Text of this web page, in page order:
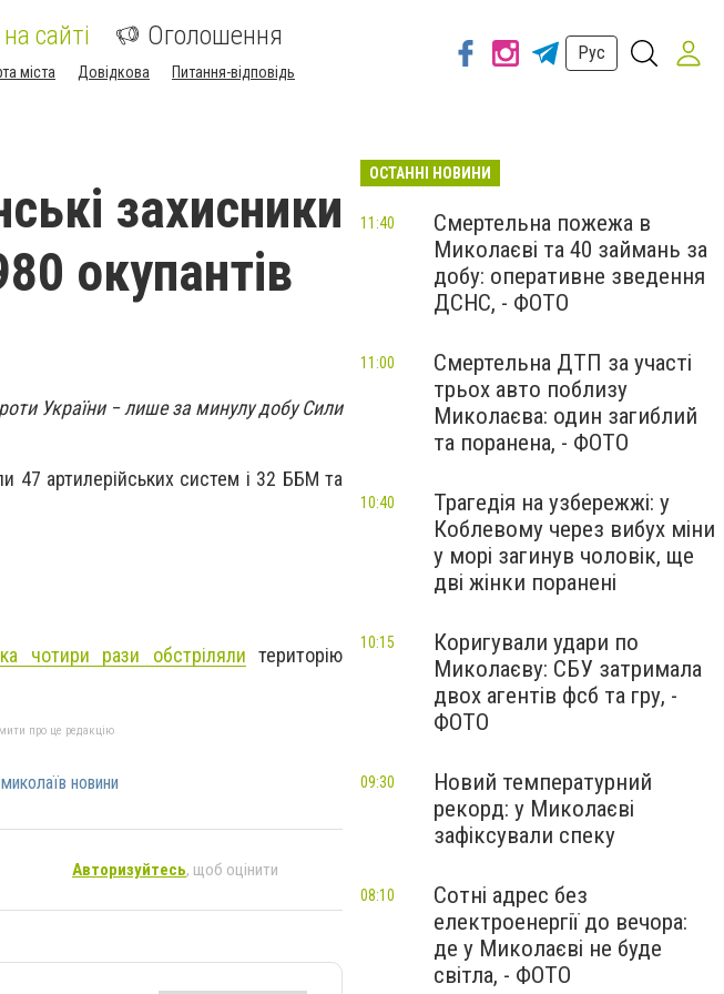
сайті Оголошення
міста Довідкова Питання-відповідь
Рус
захисники
окупантів
України − лише за минулу добу Сили
47 артилерійських систем і 32 ББМ та
чотири рази обстріляли територію
про це редакцію
новини
Авторизуйтесь, щоб оцінити
ОСТАННІ НОВИНИ
Смертельна пожежа в
Миколаєві та 40 займань за
добу: оперативне зведення
ДСНС, - ФОТО
11:40
Смертельна ДТП за участі
трьох авто поблизу
Миколаєва: один загиблий
та поранена, - ФОТО
11:00
Трагедія на узбережжі: у
Коблевому через вибух міни
у морі загинув чоловік, ще
дві жінки поранені
10:40
Коригували удари по
Миколаєву: СБУ затримала
двох агентів фсб та гру, -
ФОТО
10:15
Новий температурний
рекорд: у Миколаєві
зафіксували спеку
09:30
Сотні адрес без
електроенергії до вечора:
де у Миколаєві не буде
світла, - ФОТО
08:10